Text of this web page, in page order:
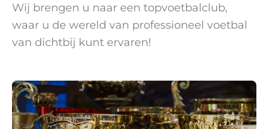
Wij brengen u naar een topvoetbalclub,
waar u de wereld van professioneel voetbal
van dichtbij kunt ervaren!